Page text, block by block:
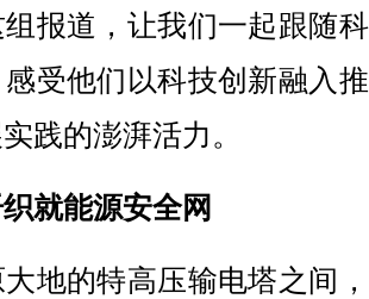
报道，让我们一起跟随
受他们以科技创新融入
践的澎湃活力。
就能源安全网
的特高压输电塔之间